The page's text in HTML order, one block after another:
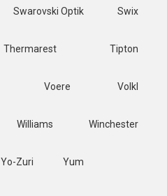
Swarovski Optik Swix
Thermarest Tipton
Voere Volkl
Williams Winchester
Yo-Zuri Yum